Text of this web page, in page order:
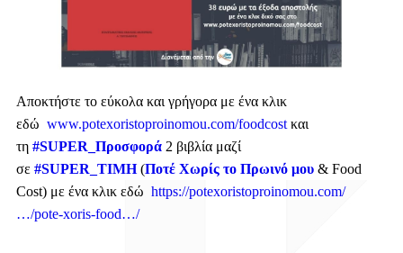
Αποκτήστε το εύκολα και γρήγορα με ένα κλικ
εδώ www.potexoristoproinomou.com/foodcost και
τη #SUPER_Προσφορά 2 βιβλία μαζί
σε #SUPER_TIMH(Ποτέ Χωρίς το Πρωινό μου & Food
Cost) με ένα κλικ εδώ https://potexoristoproinomou.com/
…/pote-xoris-food…/